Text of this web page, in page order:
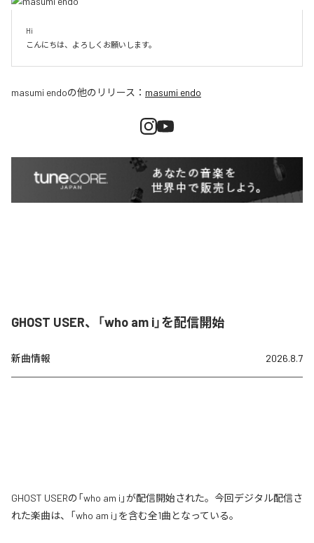
Hi
こんにちは、よろしくお願いします。
masumi endoの他のリリース： masumi endo
GHOST USER、「who am i」を配信開始
新曲情報 2026.8.7
GHOST USERの「who am i」が配信開始された。今回デジタル配信さ
れた楽曲は、「who am i」を含む全1曲となっている。